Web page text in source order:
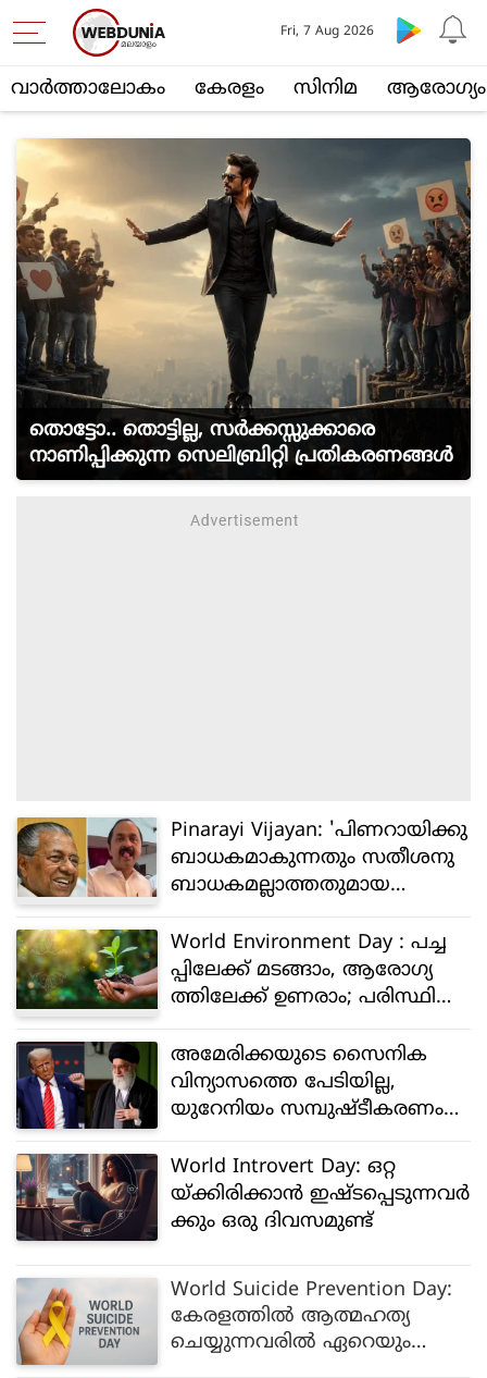
വാര്‍ത്താലോകം കേരളം സിനിമ ആരോഗ്യം
Fri, 7 Aug 2026
തൊട്ടോ.. തൊട്ടില്ല, സർക്കസ്സുക്കാരെ
നാണിപ്പിക്കുന്ന സെലിബ്രിറ്റി പ്രതികരണങ്ങൾ
Pinarayi Vijayan: 'പിണറായിക്കു
ബാധകമാകുന്നതും സതീശനു
ബാധകമല്ലാത്തതുമായ
പ്രിവില്ലേജ് ആണിത്'
World Environment Day : പച്ച
പ്പിലേക്ക് മടങ്ങാം, ആരോഗ്യ
ത്തിലേക്ക് ഉണരാം; പരിസ്ഥിതി
ദിനത്തിൽ വീട്ടുറ്റത്ത് ന
ട്ടുപിടിപ്പിക്കാം ഈ 5 ഔഷധസ
സ്യങ്ങൾ
അമേരിക്കയുടെ സൈനിക
വിന്യാസത്തെ പേടിയില്ല,
യുറേനിയം സമ്പുഷ്ടീകരണം
അവസാനിപ്പിക്കാൻ പദ്ധ
തിയില്ലെന്ന് ഇറാൻ
World Introvert Day: ഒറ്റ
യ്ക്കിരിക്കാൻ ഇഷ്ടപ്പെടുന്നവർ
ക്കും ഒരു ദിവസമുണ്ട്
World Suicide Prevention Day:
കേരളത്തില്‍ ആത്മഹത്യ
ചെയ്യുന്നവരില്‍ ഏറെയും